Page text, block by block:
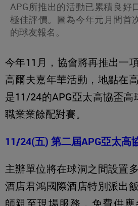
APG所推出的活動已累積良好
極佳評價。圖為今年元月間首
的球友報名。
今年11月，協會將再推出一
高爾夫嘉年華活動，地點在
是11/24的APG亞太高協盃
職業業餘配對賽。
11/24(五) 第二屆APG亞太高
主辦單位將在球洞之間設置
酒店君鴻國際酒店特別派出